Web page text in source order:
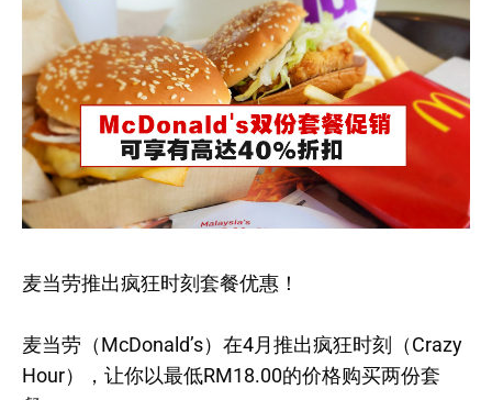
麦当劳推出疯狂时刻套餐优惠！
麦当劳（McDonald’s）在4月推出疯狂时刻（Crazy
Hour），让你以最低RM18.00的价格购买两份套